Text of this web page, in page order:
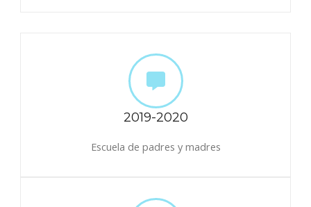
2019-2020
Escuela de padres y madres